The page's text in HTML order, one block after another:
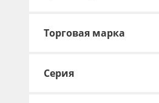
Торговая марка
Серия